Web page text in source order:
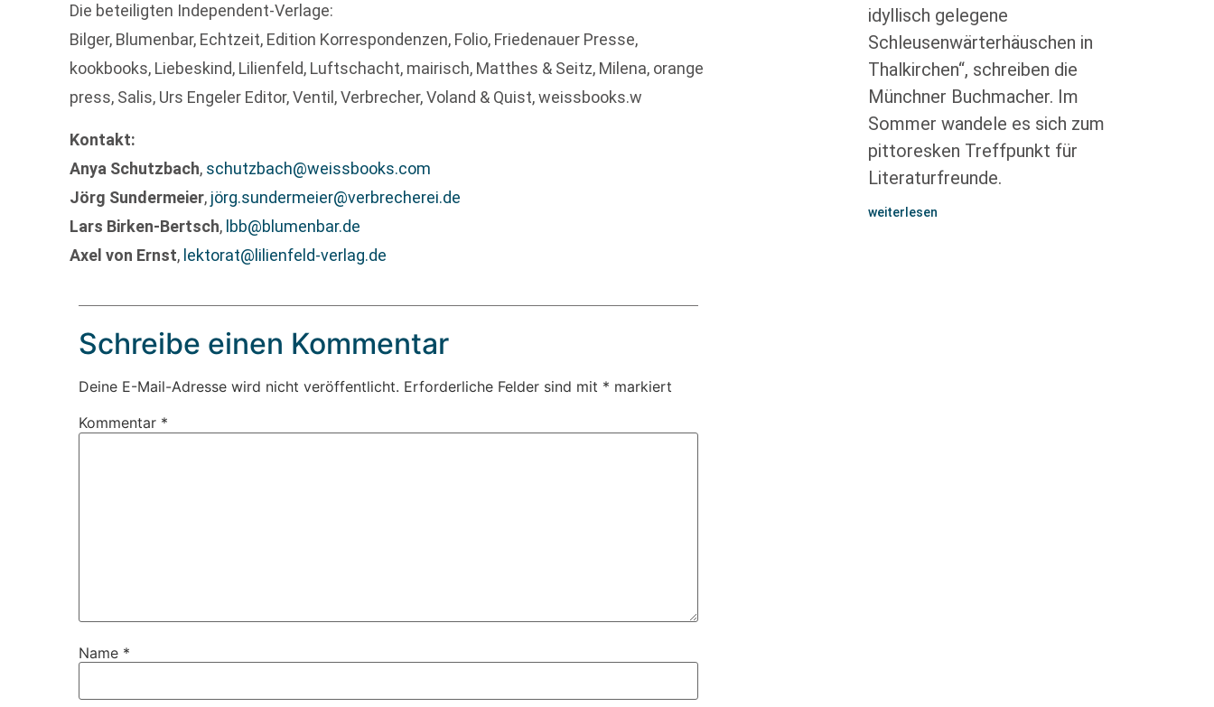
Die beteiligten Independent-Verlage:
Bilger, Blumenbar, Echtzeit, Edition Korrespondenzen, Folio, Friedenauer Presse,
kookbooks, Liebeskind, Lilienfeld, Luftschacht, mairisch, Matthes & Seitz, Milena, orange
press, Salis, Urs Engeler Editor, Ventil, Verbrecher, Voland & Quist, weissbooks.w
Kontakt:
Anya Schutzbach, schutzbach@weissbooks.com
Jörg Sundermeier, jörg.sundermeier@verbrecherei.de
Lars Birken-Bertsch, lbb@blumenbar.de
Axel von Ernst, lektorat@lilienfeld-verlag.de
Schreibe einen Kommentar
Deine E-Mail-Adresse wird nicht veröffentlicht. Erforderliche Felder sind mit * markiert
Kommentar *
Name *
idyllisch gelegene
Schleusenwärterhäuschen in
Thalkirchen“, schreiben die
Münchner Buchmacher. Im
Sommer wandele es sich zum
pittoresken Treffpunkt für
Literaturfreunde.
weiterlesen